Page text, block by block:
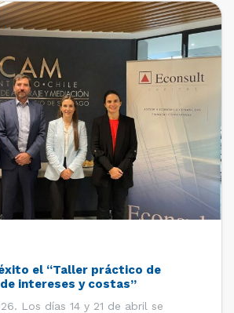
el “Taller práctico de
intereses y costas”
Los días 14 y 21 de abril se